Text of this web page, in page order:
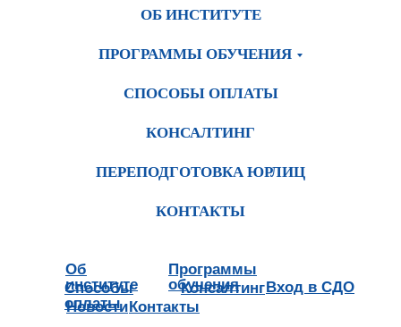
ОБ ИНСТИТУТЕ
ПРОГРАММЫ ОБУЧЕНИЯ
СПОСОБЫ ОПЛАТЫ
КОНСАЛТИНГ
ПЕРЕПОДГОТОВКА ЮРЛИЦ
КОНТАКТЫ
Об
институте
Программы
обучения
Способы
оплаты
Консалтинг
Новости
Вход в СДО
Контакты